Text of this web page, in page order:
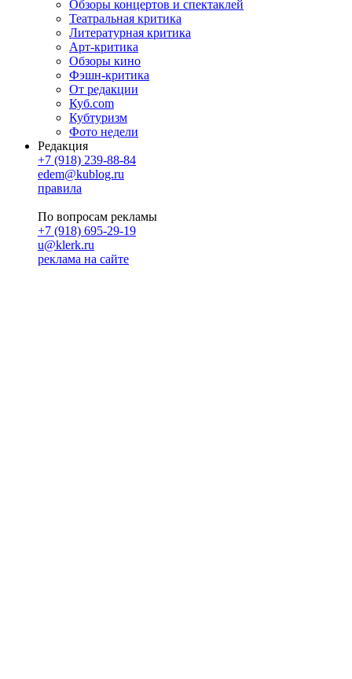
Обзоры концертов и спектаклей
Театральная критика
Литературная критика
Арт-критика
Обзоры кино
Фэшн-критика
От редакции
Куб.com
Кубтуризм
Фото недели
Редакция
+7 (918) 239-88-84
edem@kublog.ru
правила
По вопросам рекламы
+7 (918) 695-29-19
u@klerk.ru
реклама на сайте